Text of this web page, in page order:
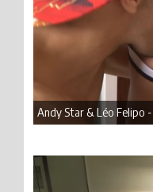
Andy Star & Léo Felipo -